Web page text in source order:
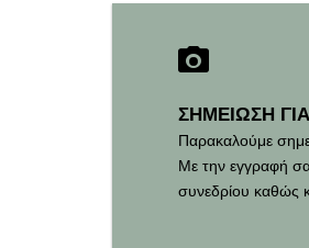
ΣΗΜΕΙΩΣΗ
Παρακαλούμε
Με την εγγραφή
συνεδρίου καθώς